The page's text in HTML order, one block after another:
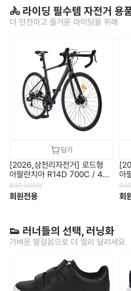
🚴 라이딩 필수템 자전거 용
더 안전하고 즐거운 라이딩을 위해
[2026,삼천리자전거] 로드형
아팔란치아 R14D 700C / 470
size / 11.6kg
640,000원
회원전용
아
회
👟 러너들의 선택, 러닝화
가벼운 발걸음으로 더 멀리 달리세요